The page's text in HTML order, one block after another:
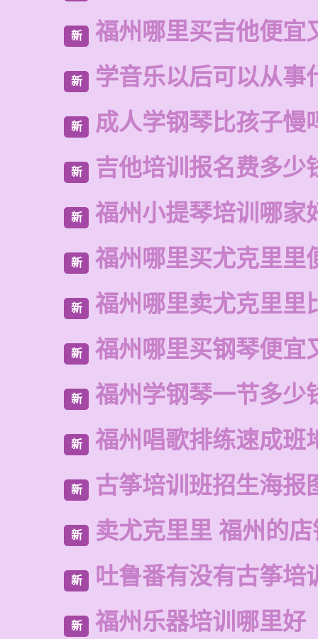
新 福州哪里买吉他便宜
新 学音乐以后可以从事
新 成人学钢琴比孩子慢
新 吉他培训报名费多少
新 福州小提琴培训哪家
新 福州哪里买尤克里里
新 福州哪里卖尤克里里
新 福州哪里买钢琴便宜
新 福州学钢琴一节多少
新 福州唱歌排练速成班
新 古筝培训班招生海报
新 卖尤克里里 福州的店
新 吐鲁番有没有古筝培
新 福州乐器培训哪里好